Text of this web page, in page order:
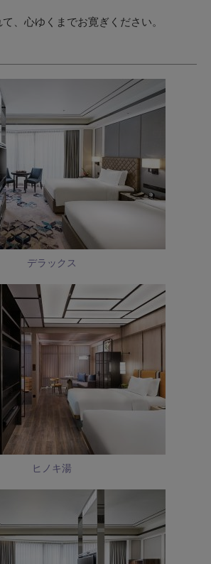
、心ゆくまでお寛ぎください。
デラックス
ヒノキ湯